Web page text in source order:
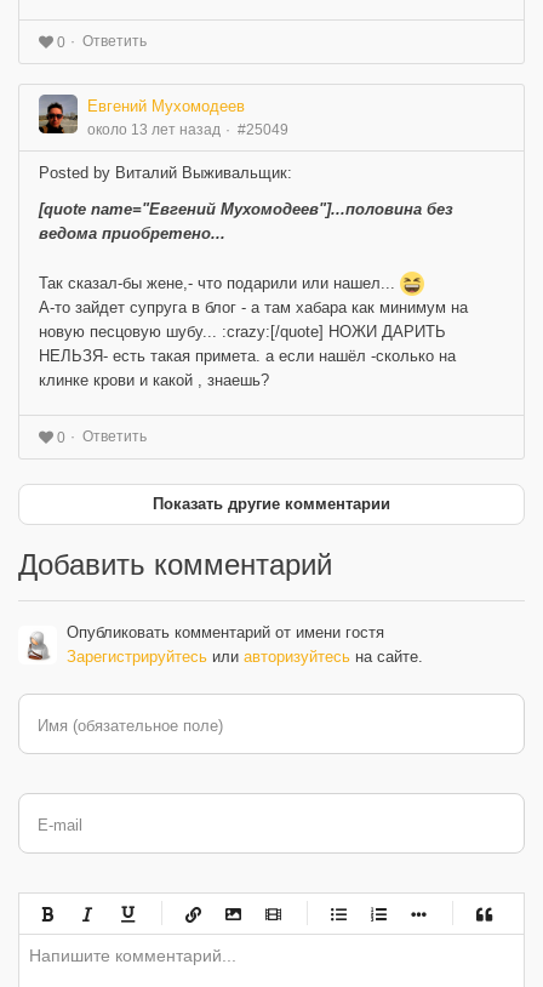
0 Ответить
Евгений Мухомодеев
около 13 лет назад #25049
Posted by Виталий Выживальщик:
[quote name="Евгений Мухомодеев"]...половина без
ведома приобретено...
Так сказал-бы жене,- что подарили или нашел...
А-то зайдет супруга в блог - а там хабара как минимум на
новую песцовую шубу... :crazy:[/quote] НОЖИ ДАРИТЬ
НЕЛЬЗЯ- есть такая примета. а если нашёл -сколько на
клинке крови и какой , знаешь?
0 Ответить
Показать другие комментарии
Добавить комментарий
Опубликовать комментарий от имени гостя
Зарегистрируйтесь или авторизуйтесь на сайте.
Имя (обязательное поле)
E-mail
-
-
-